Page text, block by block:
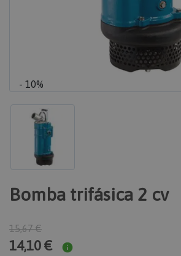
- 10%
Bomba trifásica 2 cv
15,67 €
14,10 €